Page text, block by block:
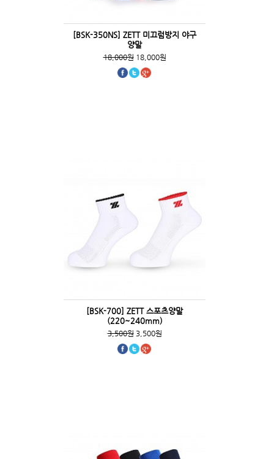
[BSK-350NS] ZETT 미끄럼방지 야구
양말
18,000원18,000원
[BSK-700] ZETT 스포츠양말
(220~240mm)
3,500원3,500원